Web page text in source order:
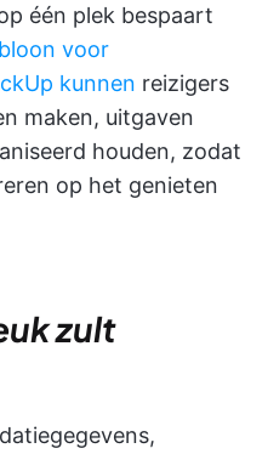
één plek bespaart
voor
kunnen reizigers
maken, uitgaven
houden, zodat
op het genieten
zult